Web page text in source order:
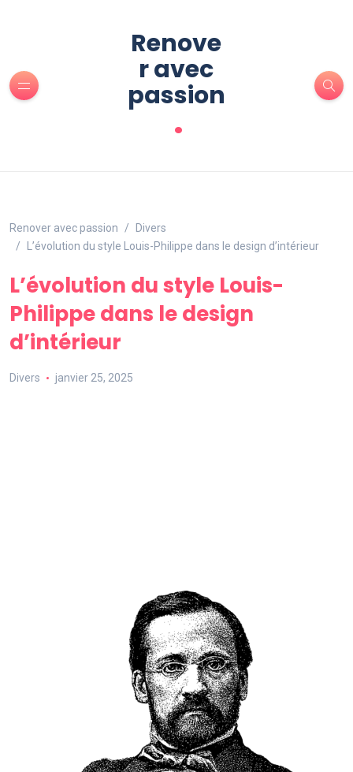
Renove
r avec
passion
.
Renover avec passion
Divers
L’évolution du style Louis-Philippe dans le design d’intérieur
L’évolution du style Louis-
Philippe dans le design
d’intérieur
Divers janvier 25, 2025